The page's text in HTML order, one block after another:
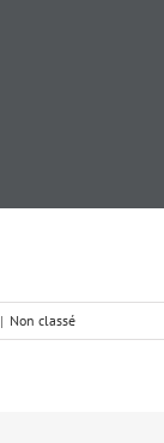
| Non classé